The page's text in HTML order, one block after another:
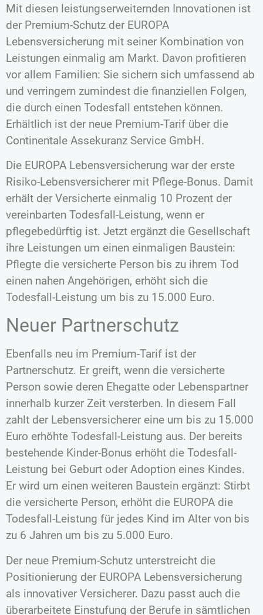
Mit diesen leistungserweiternden Innovationen ist
der Premium-Schutz der EUROPA
Lebensversicherung mit seiner Kombination von
Leistungen einmalig am Markt. Davon profitieren
vor allem Familien: Sie sichern sich umfassend ab
und verringern zumindest die finanziellen Folgen,
die durch einen Todesfall entstehen können.
Erhältlich ist der neue Premium-Tarif über die
Continentale Assekuranz Service GmbH.
Die EUROPA Lebensversicherung war der erste
Risiko-Lebensversicherer mit Pflege-Bonus. Damit
erhält der Versicherte einmalig 10 Prozent der
vereinbarten Todesfall-Leistung, wenn er
pflegebedürftig ist. Jetzt ergänzt die Gesellschaft
ihre Leistungen um einen einmaligen Baustein:
Pflegte die versicherte Person bis zu ihrem Tod
einen nahen Angehörigen, erhöht sich die
Todesfall-Leistung um bis zu 15.000 Euro.
Neuer Partnerschutz
Ebenfalls neu im Premium-Tarif ist der
Partnerschutz. Er greift, wenn die versicherte
Person sowie deren Ehegatte oder Lebenspartner
innerhalb kurzer Zeit versterben. In diesem Fall
zahlt der Lebensversicherer eine um bis zu 15.000
Euro erhöhte Todesfall-Leistung aus. Der bereits
bestehende Kinder-Bonus erhöht die Todesfall-
Leistung bei Geburt oder Adoption eines Kindes.
Er wird um einen weiteren Baustein ergänzt: Stirbt
die versicherte Person, erhöht die EUROPA die
Todesfall-Leistung für jedes Kind im Alter von bis
zu 6 Jahren um bis zu 5.000 Euro.
Der neue Premium-Schutz unterstreicht die
Positionierung der EUROPA Lebensversicherung
als innovativer Versicherer. Dazu passt auch die
überarbeitete Einstufung der Berufe in sämtlichen